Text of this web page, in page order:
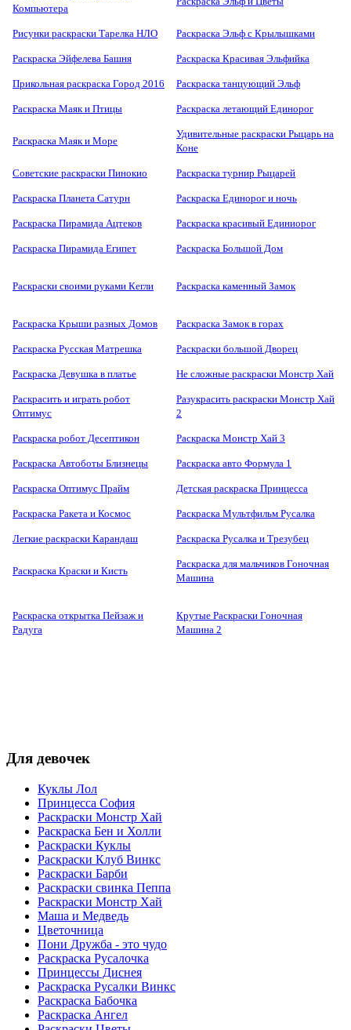
Компьютера
Рисунки раскраски Тарелка НЛО Раскраска Эльф с Крылышками
Раскраска Эйфелева Башня Раскраска Красивая Эльфийка
Прикольная раскраска Город 2016 Раскраска танцующий Эльф
Раскраска Маяк и Птицы Раскраска летающий Единорог
Раскраска Маяк и Море
Удивительные раскраски Рыцарь на
Коне
Советские раскраски Пинокио Раскраска турнир Рыцарей
Раскраска Планета Сатурн Раскраска Единорог и ночь
Раскраска Пирамида Ацтеков Раскраска красивый Единиорог
Раскраска Пирамида Египет Раскраска Большой Дом
Раскраски своими руками Кегли Раскраска каменный Замок
Раскраска Крыши разных Домов Раскраска Замок в горах
Раскраска Русская Матрешка Раскраски большой Дворец
Раскраска Девушка в платье Не сложные раскраски Монстр Хай
Раскрасить и играть робот
Оптимус
Разукрасить раскраски Монстр Хай
2
Раскраска робот Десептикон Раскраска Монстр Хай 3
Раскраска Автоботы Близнецы Раскраска авто Формула 1
Раскраска Оптимус Прайм Детская раскраска Принцесса
Раскраска Ракета и Космос Раскраска Мультфильм Русалка
Легкие раскраски Карандаш Раскраска Русалка и Трезубец
Раскраска Краски и Кисть
Раскраска для мальчиков Гоночная
Машина
Раскраска открытка Пейзаж и
Радуга
Крутые Раскраски Гоночная
Машина 2
Для девочек
Куклы Лол
Принцесса София
Раскраски Монстр Хай
Раскраска Бен и Холли
Раскраски Куклы
Раскраски Клуб Винкс
Раскраски Барби
Раскраски свинка Пеппа
Раскраски Монстр Хай
Маша и Медведь
Цветочница
Пони Дружба - это чудо
Раскраска Русалочка
Принцессы Диснея
Раскраска Русалки Винкс
Раскраска Бабочка
Раскраска Ангел